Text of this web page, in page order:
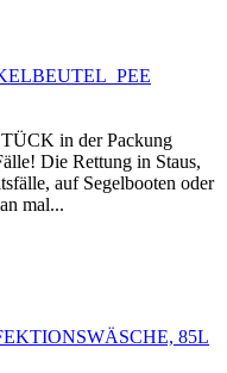
in der Packung
Die Rettung in Staus,
auf Segelbooten oder
mal...
85L